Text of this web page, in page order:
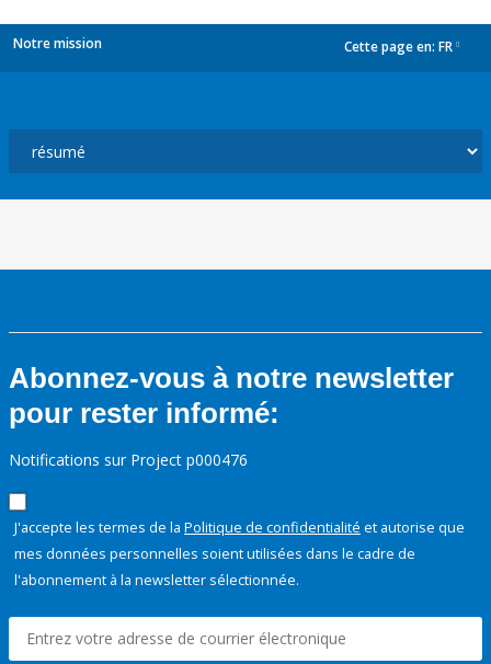
Notre mission Cette page en: FR
Abonnez-vous à notre newsletter
pour rester informé:
Notifications sur Project p000476
J'accepte les termes de la Politique de confidentialité et autorise que
mes données personnelles soient utilisées dans le cadre de
l'abonnement à la newsletter sélectionnée.